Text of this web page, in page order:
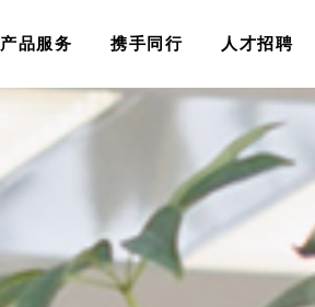
产品服务 携手同行 人才招聘